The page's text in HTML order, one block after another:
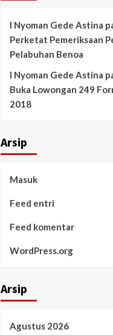
I Nyoman Gede Astina
Perketat Pemeriksaan
Pelabuhan Benoa
I Nyoman Gede Astina
Buka Lowongan 249
2018
Arsip
Masuk
Feed entri
Feed komentar
WordPress.org
Arsip
Agustus 2026